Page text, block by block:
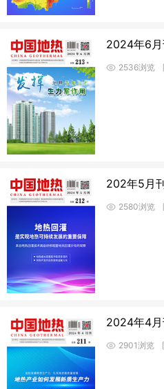
2024年6月
2536浏览
202年5月
2580浏览
2024年4月
2901浏览